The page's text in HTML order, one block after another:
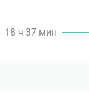
18 ч 37 мин